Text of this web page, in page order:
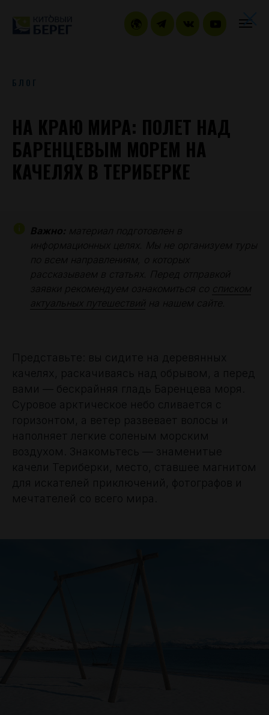
БЛОГ
НА КРАЮ МИРА: ПОЛЕТ НАД
БАРЕНЦЕВЫМ МОРЕМ НА
КАЧЕЛЯХ В ТЕРИБЕРКЕ
Важно: материал подготовлен в
информационных целях. Мы не организуем туры
по всем направлениям, о которых
рассказываем в статьях. Перед отправкой
заявки рекомендуем ознакомиться со
списком
актуальных путешествий
на нашем сайте.
Представьте: вы сидите на деревянных
качелях, раскачиваясь над обрывом, а перед
вами — бескрайняя гладь Баренцева моря.
Суровое арктическое небо сливается с
горизонтом, а ветер развевает волосы и
наполняет легкие соленым морским
воздухом. Знакомьтесь — знаменитые
качели Териберки, место, ставшее магнитом
для искателей приключений, фотографов и
мечтателей со всего мира.